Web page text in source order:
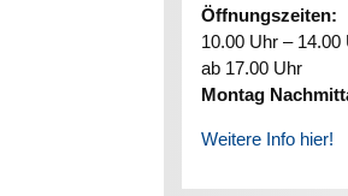
Öffnungszeiten:
10.00 Uhr – 14.00
ab 17.00 Uhr
Montag
Weitere Info hier!